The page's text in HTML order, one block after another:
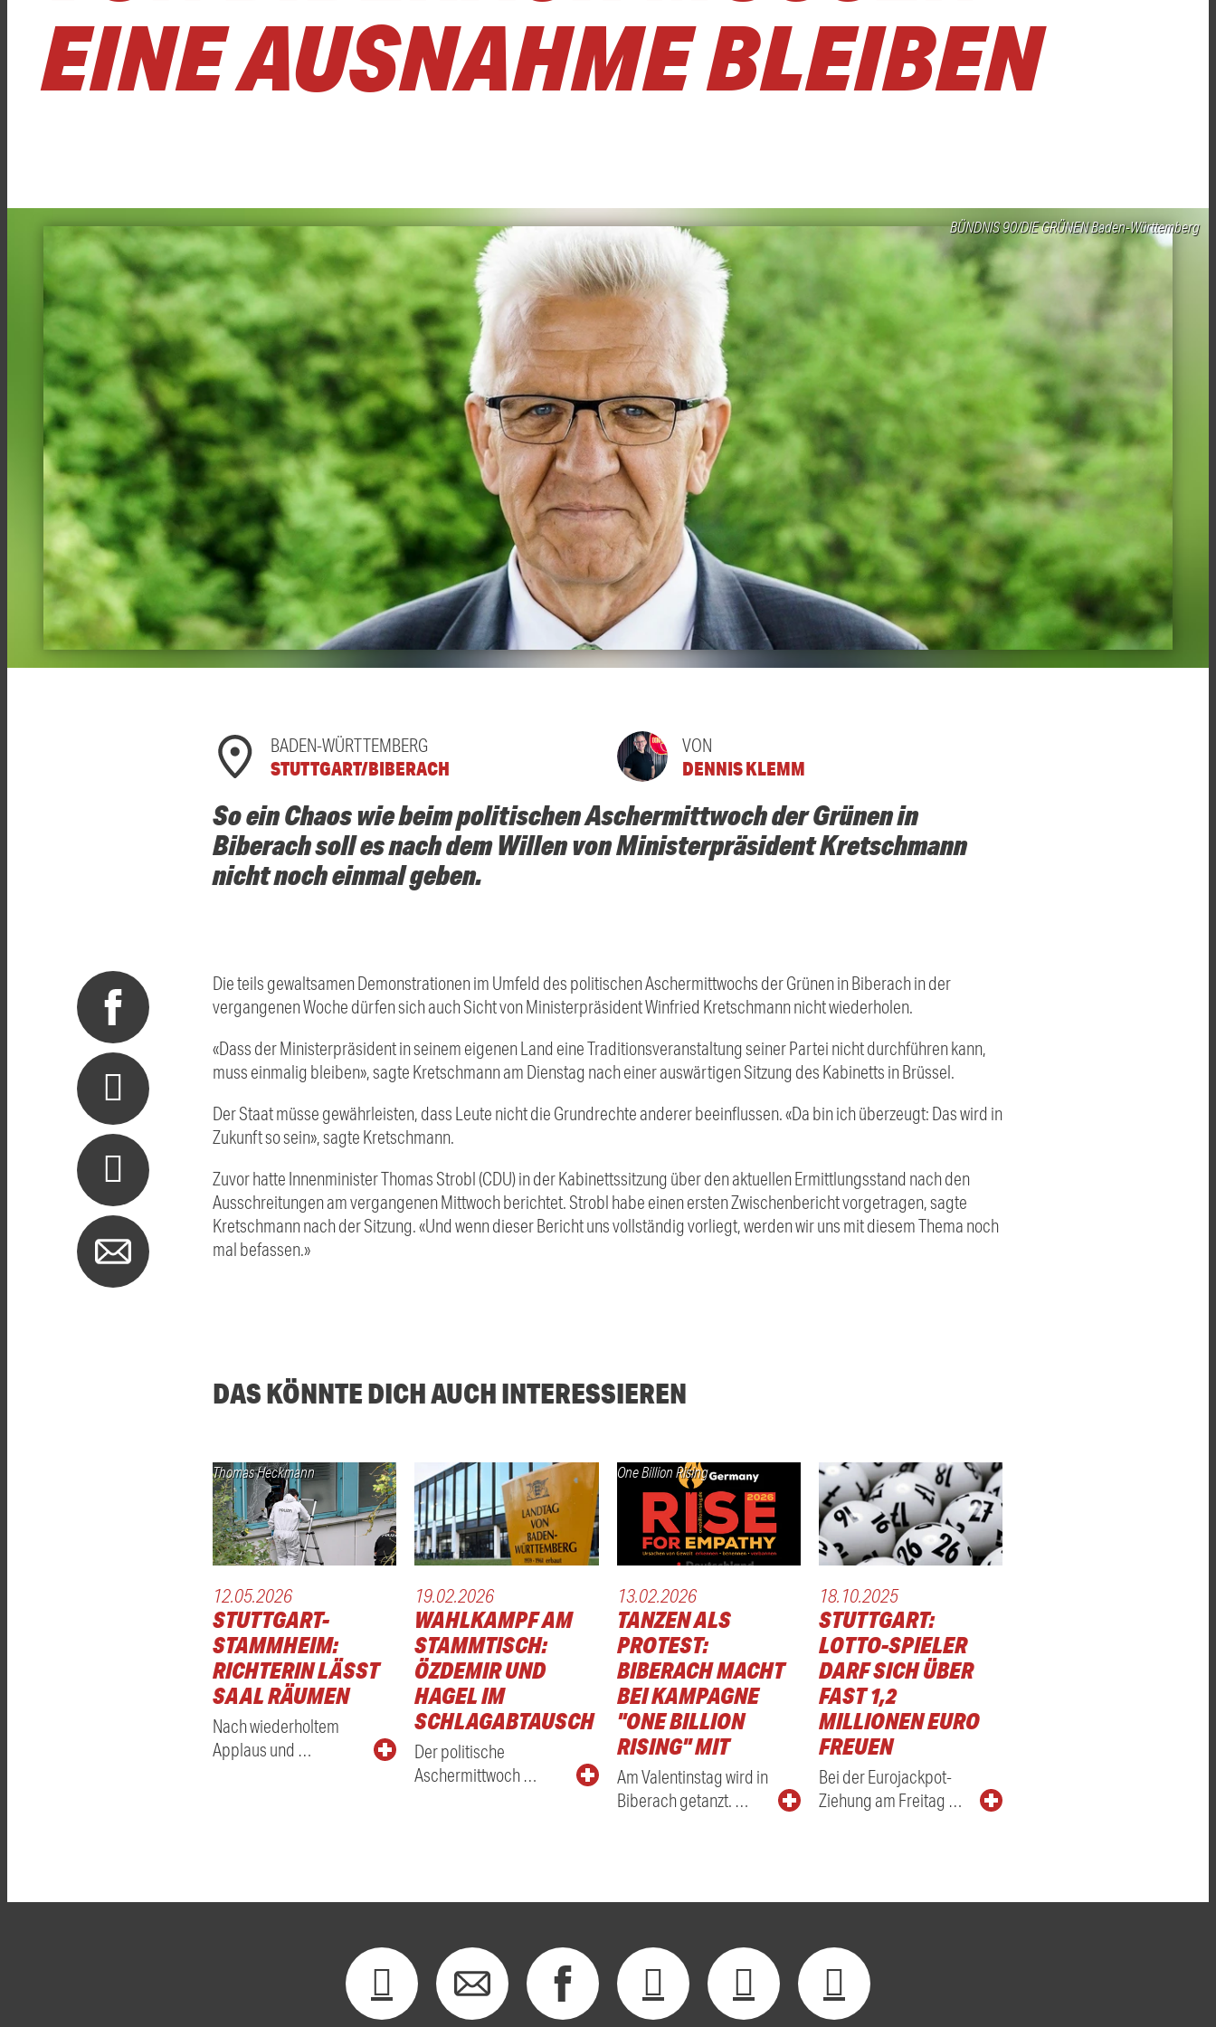
EINE AUSNAHME BLEIBEN
BÜNDNIS 90/DIE GRÜNEN Baden-Württemberg
BADEN-WÜRTTEMBERG
STUTTGART/BIBERACH
VON
DENNIS KLEMM
So ein Chaos wie beim politischen Aschermittwoch der Grünen in
Biberach soll es nach dem Willen von Ministerpräsident Kretschmann
nicht noch einmal geben.
Die teils gewaltsamen Demonstrationen im Umfeld des politischen Aschermittwochs der Grünen inBiberachin der
vergangenen Woche dürfen sich auch Sicht von Ministerpräsident Winfried Kretschmann nicht wiederholen.
«Dass der Ministerpräsident in seinem eigenen Land eine Traditionsveranstaltung seiner Partei nicht durchführen kann,
muss einmalig bleiben», sagte Kretschmann am Dienstag nach einer auswärtigen Sitzung des Kabinetts in Brüssel.
Der Staat müsse gewährleisten, dass Leute nicht die Grundrechte anderer beeinflussen. «Da bin ich überzeugt: Das wird in
Zukunft so sein», sagte Kretschmann.
Zuvor hatte Innenminister Thomas Strobl (CDU) in der Kabinettssitzung über den aktuellen Ermittlungsstand nach den
Ausschreitungen am vergangenen Mittwoch berichtet. Strobl habe einen ersten Zwischenbericht vorgetragen, sagte
Kretschmann nach der Sitzung. «Und wenn dieser Bericht uns vollständig vorliegt, werden wir uns mit diesem Thema noch
mal befassen.»
DAS KÖNNTE DICH AUCH INTERESSIEREN
Thomas Heckmann
12.05.2026
STUTTGART-
STAMMHEIM:
RICHTERIN LÄSST
SAAL RÄUMEN
Nach wiederholtem
Applaus und …
19.02.2026
WAHLKAMPF AM
STAMMTISCH:
ÖZDEMIR UND
HAGEL IM
SCHLAGABTAUSCH
Der politische
Aschermittwoch …
One Billion Rising
13.02.2026
TANZEN ALS
PROTEST:
BIBERACH MACHT
BEI KAMPAGNE
"ONE BILLION
RISING" MIT
Am Valentinstag wird in
Biberach getanzt. …
18.10.2025
STUTTGART:
LOTTO-SPIELER
DARF SICH ÜBER
FAST 1,2
MILLIONEN EURO
FREUEN
Bei der Eurojackpot-
Ziehung am Freitag …